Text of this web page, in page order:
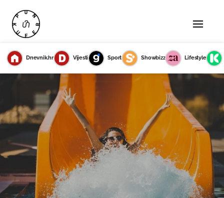
Dnevnik.hr Vijesti Sport Showbizz Lifestyle